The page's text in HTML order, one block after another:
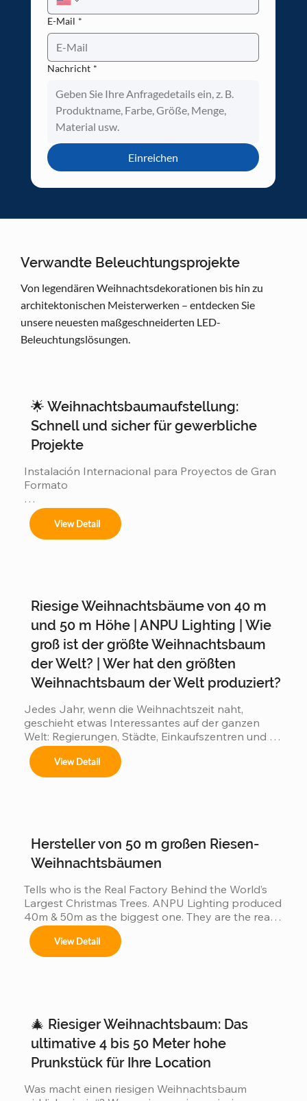
E-Mail *
Nachricht *
Einreichen
Verwandte Beleuchtungsprojekte
Von legendären Weihnachtsdekorationen bis hin zu
architektonischen Meisterwerken – entdecken Sie
unsere neuesten maßgeschneiderten LED-
Beleuchtungslösungen.
🌟 Weihnachtsbaumaufstellung:
Schnell und sicher für gewerbliche
Projekte
Instalación Internacional para Proyectos de Gran
Formato
Ofrecemos servicios completos de instalación
para:
Árboles de 4m a 50m en espacios interiores y
exteriores.
Centros comerciales, hoteles y eventos
municipales.
Festivales navideños, parques temáticos y
activaciones de marca.
View Detail
Riesige Weihnachtsbäume von 40 m
und 50 m Höhe | ANPU Lighting | Wie
groß ist der größte Weihnachtsbaum
der Welt? | Wer hat den größten
Weihnachtsbaum der Welt produziert?
Jedes Jahr, wenn die Weihnachtszeit naht,
geschieht etwas Interessantes auf der ganzen
Welt: Regierungen, Städte, Einkaufszentren und
Touristenziele beginnen einen stillen Wettbewerb:
👉 Wer kann den beeindruckendsten großen
Medien. Es wird ein höherer kommerzieller Wert
erzeugt Wenn Länder im Wettbewerb stehen,...
View Detail
Hersteller von 50 m großen Riesen-
Weihnachtsbäumen
Tells who is the Real Factory Behind the World’s
Largest Christmas Trees. ANPU Lighting produced
40m & 50m as the biggest one. They are the real
China factory for Giant Christmas Tree.
View Detail
🎄 Riesiger Weihnachtsbaum: Das
ultimative 4 bis 50 Meter hohe
Prunkstück für Ihre Location
Was macht einen riesigen Weihnachtsbaum